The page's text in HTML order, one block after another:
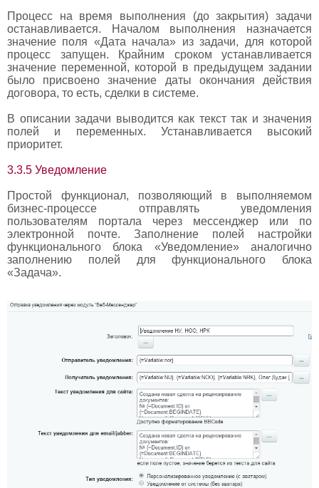
Процесс на время выполнения (до закрытия) задачи
останавливается. Началом выполнения назначается
значение поля «Дата начала» из задачи, для которой
процесс запущен. Крайним сроком устанавливается
значение переменной, которой в предыдущем задании
было присвоено значение даты окончания действия
договора, то есть, сделки в системе.
В описании задачи выводится как текст так и значения
полей и переменных. Устанавливается высокий
приоритет.
3.3.5 Уведомление
Простой функционал, позволяющий в выполняемом
бизнес-процессе отправлять уведомления
пользователям портала через мессенджер или по
электронной почте. Заполнение полей настройки
функционального блока «Уведомление» аналогично
заполнению полей для функционального блока
«Задача».